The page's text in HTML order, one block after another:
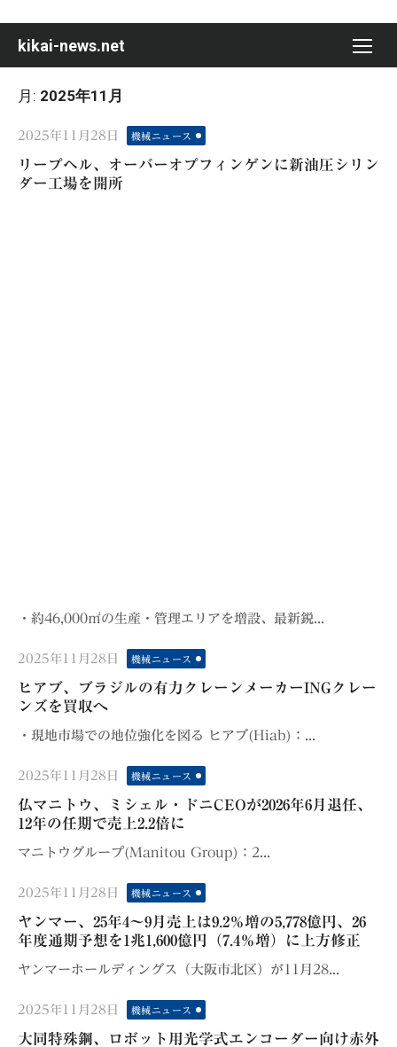
content
kikai-news.net
月: 2025年11月
Posted
on
2025年11月28日 機械ニュース
リープヘル、オーバーオプフィンゲンに新油圧シリン
ダー工場を開所
・約46,000㎡の生産・管理エリアを増設、最新鋭...
Posted
on
2025年11月28日 機械ニュース
ヒアブ、ブラジルの有力クレーンメーカーINGクレー
ンズを買収へ
・現地市場での地位強化を図る ヒアブ(Hiab)：...
Posted
on
2025年11月28日 機械ニュース
仏マニトウ、ミシェル・ドニCEOが2026年6月退任、
12年の任期で売上2.2倍に
マニトウグループ(Manitou Group)：2...
Posted
on
2025年11月28日 機械ニュース
ヤンマー、25年4〜9月売上は9.2％増の5,778億円、26
年度通期予想を1兆1,600億円（7.4％増）に上方修正
ヤンマーホールディングス（大阪市北区）が11月28...
Posted
on
2025年11月28日 機械ニュース
大同特殊鋼、ロボット用光学式エンコーダー向け赤外